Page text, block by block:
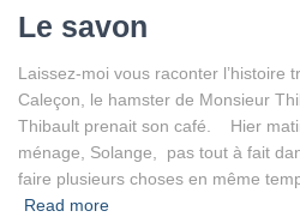
Le savon
Laissez-moi vous raconter l’histoire
Caleçon, le hamster de Monsieur
Thibault prenait son café. Hier
ménage, Solange, pas tout à fait
faire plusieurs choses en même
Read more